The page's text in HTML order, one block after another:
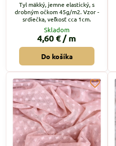
Tyl mäkký, jemne elastický, s
drobným očkom 45g/m2. Vzor -
srdiečka, veľkosť cca 1cm.
Skladom
4,60 € / m
Do košíka